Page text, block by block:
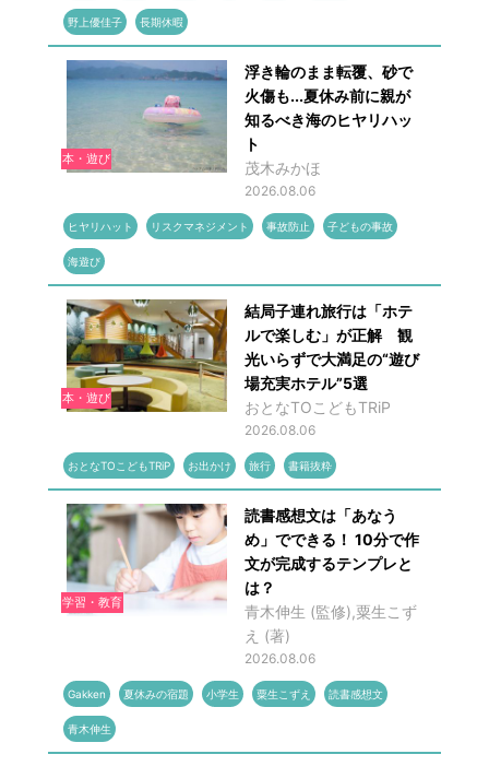
野上優佳子 長期休暇
本・遊び
浮き輪のまま転覆、砂で
火傷も...夏休み前に親が
知るべき海のヒヤリハッ
ト
茂木みかほ
2026.08.06
ヒヤリハット リスクマネジメント 事故防止 子どもの事故
海遊び
本・遊び
結局子連れ旅行は「ホテ
ルで楽しむ」が正解 観
光いらずで大満足の“遊び
場充実ホテル”5選
おとなTOこどもTRiP
2026.08.06
おとなTOこどもTRiP お出かけ 旅行 書籍抜粋
学習・教育
読書感想文は「あなう
め」でできる！ 10分で作
文が完成するテンプレと
は？
青木伸生 (監修),粟生こず
え (著)
2026.08.06
Gakken 夏休みの宿題 小学生 粟生こずえ 読書感想文
青木伸生